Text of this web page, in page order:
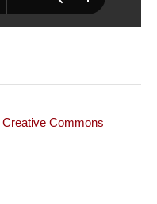
Creative Commons